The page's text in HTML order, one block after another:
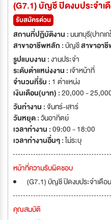
(G7.1) บัญชี ปิดงบประจำ
รับสมัครด่วน
สถานที่ปฏิบัติงาน :นนทบุรี(ปากเ
สาขาอาชีพหลัก :บัญชีสาขาอา
รูปแบบงาน :งานประจำ
ระดับตำแหน่งงาน : เจ้าหน้าที่
จำนวนที่รับ : 1 ตำแหน่ง
เงินเดือน(บาท) :20,000 -
วันทำงาน :จันทร์-เสาร์
วันหยุด :วันอาทิตย์
เวลาทำงาน :09:00 - 18:00
เวลาทำงานอื่นๆ :ไม่ระบุ
หน้าที่ความรับผิดชอบ
(G7.1) บัญชี ปิดงบประจำเดือ
คุณสมบัติ